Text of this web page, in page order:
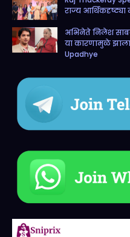
राज्य आर्थिकदृष्ट्या
अभिनेते निलेश
या कारणामुळे
Upadhye